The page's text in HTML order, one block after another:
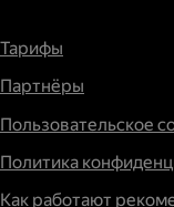
Тарифы
Партнёры
Пользовательское
Политика
Как работают